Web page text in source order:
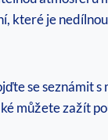
které je
se seznámit s
můžete zažít